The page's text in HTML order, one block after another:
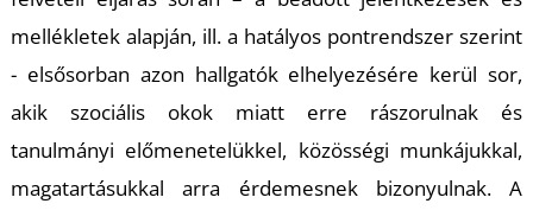
mellékletek alapján, ill. a hatályos pontrendszer szerint
- elsősorban azon hallgatók elhelyezésére kerül sor,
akik szociális okok miatt erre rászorulnak és
tanulmányi előmenetelükkel, közösségi munkájukkal,
magatartásukkal arra érdemesnek bizonyulnak. A